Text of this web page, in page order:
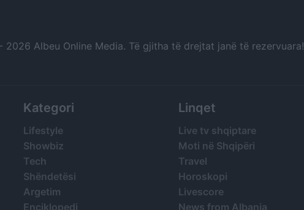
2026 Albeu Online Media. Të gjitha të drejtat janë të rezervuara!
Kategori
Lifestyle
Showbiz
Tech
Shëndetësi
Argetim
Enciklopedi
Linqet
Live tv shqiptare
Moti në Shqipëri
Travel
Horoskopi
Livescore
News from Albania